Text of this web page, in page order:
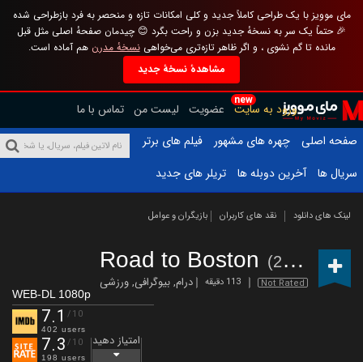
مای موویز با یک طراحی کاملاً جدید و کلی امکانات تازه و منحصر به فرد بازطراحی شده
🎉 حتماً یک سر به نسخهٔ جدید بزن و راحت بگرد 😊 چیدمان صفحهٔ اصلی مثل قبل
مانده تا گم نشوی ، و اگر ظاهر تازه‌تری می‌خواهینسخهٔ مدرن هم آماده است.
مشاهدهٔ نسخهٔ جدید
new
ورود به سایت عضویت لیست من تماس با ما
صفحه اصلی
چهره های مشهور
فیلم های برتر
سریال ها
آخرین دوبله ها تریلر های جدید
لینک های دانلود نقد های کاربران بازیگران و عوامل
Road to Boston (2023)
Not Rated 113 دقیقه درام,بیوگرافی,ورزشی
WEB-DL 1080p
7.1 /10
402 users
7.3 /10
198 users
امتیاز دهید